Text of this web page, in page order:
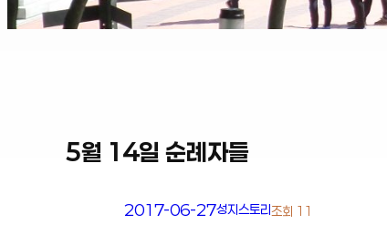
5월 14일 순례자들
2017-06-27성지스토리조회 11